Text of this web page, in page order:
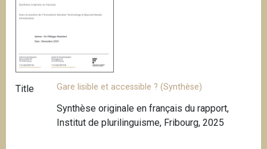
Title Gare lisible et accessible ? (Synthèse)
Synthèse originale en français du rapport,
Institut de plurilinguisme, Fribourg, 2025